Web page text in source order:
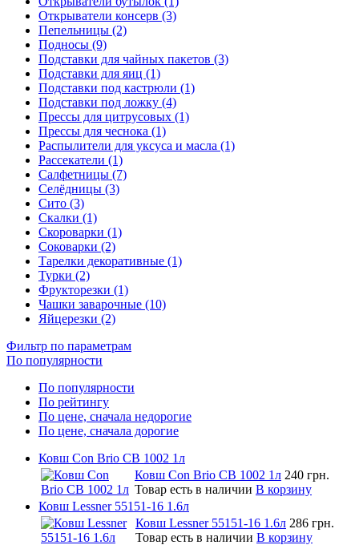
Открыватели консерв (3)
Пепельницы (2)
Подносы (9)
Подставки для чайных пакетов (3)
Подставки для яиц (1)
Подставки под кастрюли (1)
Подставки под ложку (4)
Прессы для цитрусовых (1)
Прессы для чеснока (1)
Распылители для уксуса и масла (1)
Рассекатели (1)
Салфетницы (7)
Селёдницы (3)
Сито (3)
Скалки (1)
Скороварки (1)
Соковарки (2)
Тарелки декоративные (1)
Турки (2)
Фрукторезки (1)
Чашки заварочные (10)
Яйцерезки (2)
Фильтр по параметрам
По популярности
По популярности
По рейтингу
По цене, сначала недорогие
По цене, сначала дорогие
Ковш Con Brio CB 1002 1л
Ковш Con Brio CB 1002 1л 240 грн.
Товар есть в наличии В корзину
Ковш Lessner 55151-16 1.6л
Ковш Lessner 55151-16 1.6л 286 грн.
Товар есть в наличии В корзину